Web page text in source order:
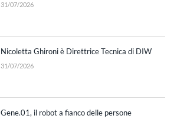
31/07/2026
Nicoletta Ghironi è Direttrice Tecnica di DIW
31/07/2026
Gene.01, il robot a fianco delle persone